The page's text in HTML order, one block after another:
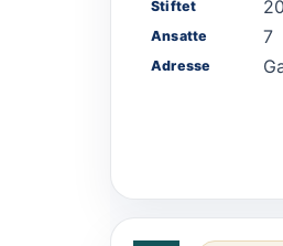
Stiftet
Ansatte 7
Adresse